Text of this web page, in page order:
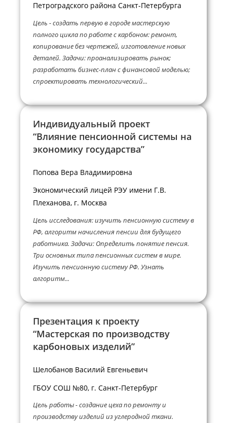
Петроградского района Санкт-Петербурга
Цель - создать первую в городе мастерскую
полного цикла по работе с карбоном: ремонт,
копирование без чертежей, изготовление новых
деталей. Задачи: проанализировать рынок;
разработать бизнес-план с финансовой моделью;
спроектировать технологический...
Индивидуальный проект
“Влияние пенсионной системы на
экономику государства”
Попова Вера Владимировна
Экономический лицей РЭУ имени Г.В.
Плеханова, г. Москва
Цель исследования: изучить пенсионную систему в
РФ, алгоритм начисления пенсии для будущего
работника. Задачи: Определить понятие пенсия.
Три основных типа пенсионных систем в мире.
Изучить пенсионную систему РФ. Узнать
алгоритм...
Презентация к проекту
“Мастерская по производству
карбоновых изделий”
Шелобанов Василий Евгеньевич
ГБОУ СОШ №80, г. Санкт-Петербург
Цель работы - создание цеха по ремонту и
производству изделий из углеродной ткани.